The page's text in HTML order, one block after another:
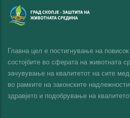
Главна цел е постигнување на
состојбите во сферата на животната
зачувување на квалитетот на сите
во рамките на законските
здравјето и подобрување на